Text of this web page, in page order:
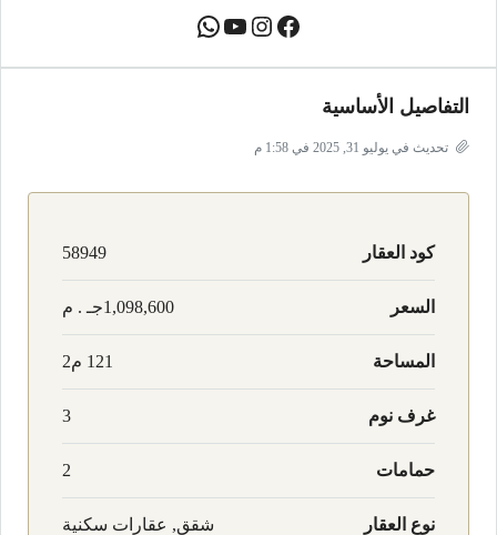
التفاصيل الأساسية
تحديث في يوليو 31, 2025 في 1:58 م
كود العقار 58949
السعر 1,098,600جـ . م
المساحة 121 م2
غرف نوم 3
حمامات 2
نوع العقار شقق, عقارات سكنية